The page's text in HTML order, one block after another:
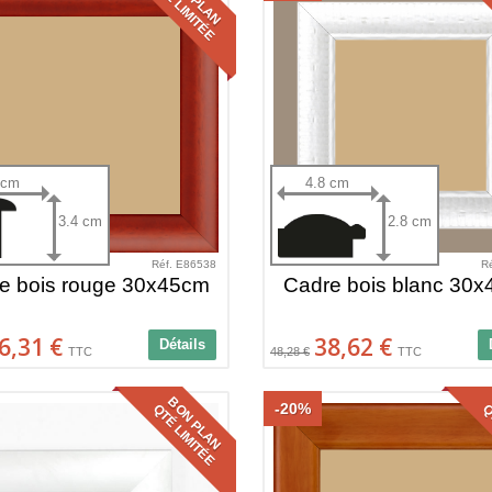
3.4 cm
Réf. E86538
bois rouge 30x45cm
Détails
€ TTC
4.8 cm
2.8 cm
Cadre bois blanc
48,28 € 38,62 € TTC
BON PLAN
QTÉ LIMITÉE -20%